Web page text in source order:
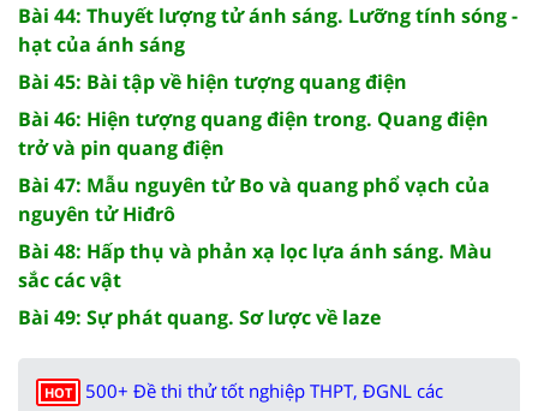
Bài 44: Thuyết lượng tử ánh sáng. Lưỡng tính sóng -
hạt của ánh sáng
Bài 45: Bài tập về hiện tượng quang điện
Bài 46: Hiện tượng quang điện trong. Quang điện
trở và pin quang điện
Bài 47: Mẫu nguyên tử Bo và quang phổ vạch của
nguyên tử Hiđrô
Bài 48: Hấp thụ và phản xạ lọc lựa ánh sáng. Màu
sắc các vật
Bài 49: Sự phát quang. Sơ lược về laze
HOT
500+ Đề thi thử tốt nghiệp THPT, ĐGNL các